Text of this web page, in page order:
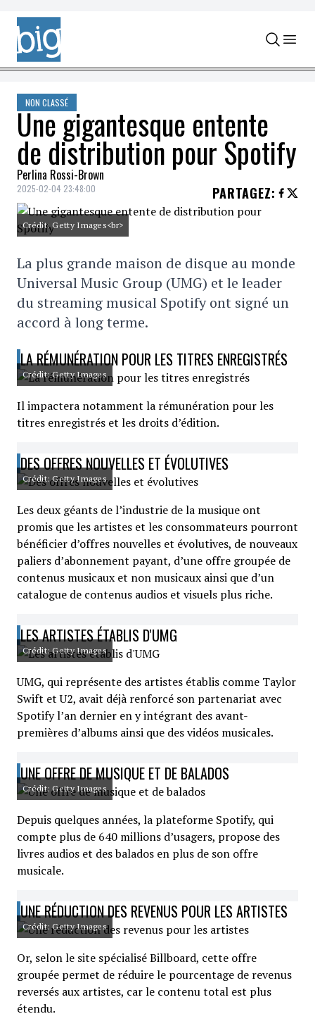
Skip to content
NON CLASSÉ
Une gigantesque entente
de distribution pour Spotify
Perlina Rossi-Brown
2025-02-04 23:48:00 PARTAGEZ:
Crédit: Getty Images<br>
La plus grande maison de disque au monde
Universal Music Group (UMG) et le leader
du streaming musical Spotify ont signé un
accord à long terme.
LA RÉMUNÉRATION POUR LES TITRES ENREGISTRÉS
Crédit: Getty Images
Il impactera notamment la rémunération pour les
titres enregistrés et les droits d’édition.
DES OFFRES NOUVELLES ET ÉVOLUTIVES
Crédit: Getty Images
Les deux géants de l’industrie de la musique ont
promis que les artistes et les consommateurs pourront
bénéficier d’offres nouvelles et évolutives, de nouveaux
paliers d’abonnement payant, d’une offre groupée de
contenus musicaux et non musicaux ainsi que d’un
catalogue de contenus audios et visuels plus riche.
LES ARTISTES ÉTABLIS D'UMG
Crédit: Getty Images
UMG, qui représente des artistes établis comme Taylor
Swift et U2, avait déjà renforcé son partenariat avec
Spotify l’an dernier en y intégrant des avant-
premières d’albums ainsi que des vidéos musicales.
UNE OFFRE DE MUSIQUE ET DE BALADOS
Crédit: Getty Images
Depuis quelques années, la plateforme Spotify, qui
compte plus de 640 millions d’usagers, propose des
livres audios et des balados en plus de son offre
musicale.
UNE RÉDUCTION DES REVENUS POUR LES ARTISTES
Crédit: Getty Images
Or, selon le site spécialisé Billboard, cette offre
groupée permet de réduire le pourcentage de revenus
reversés aux artistes, car le contenu total est plus
étendu.